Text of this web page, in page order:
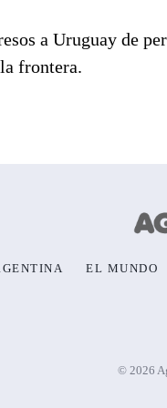
a Uruguay de
frontera.
EL MUNDO
© 2026